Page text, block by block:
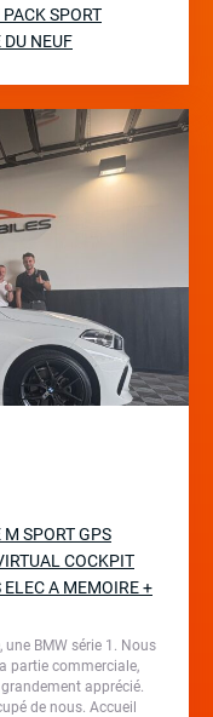
SPORT
NEUF
SPORT GPS
COCKPIT
ELEC A MEMOIRE +
une BMW série 1. Nous
partie commerciale,
apprécié.
de nous. Accueil